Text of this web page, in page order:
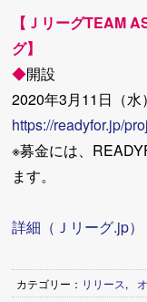
【ＪリーグTEAM
グ】
◆開設
2020年3月11日（水
https://readyfor.jp/
※募金には、
ます。
詳細（Ｊリーグ.jp）
カテゴリー： リリース,